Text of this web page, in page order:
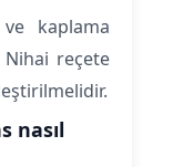
kaplama
Nihai reçete
nasıl